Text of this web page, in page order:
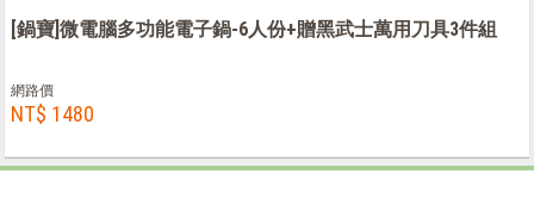
[鍋寶]微電腦多功能電子鍋-6人份+贈黑武士萬用刀具3件組
網路價
NT$ 1480